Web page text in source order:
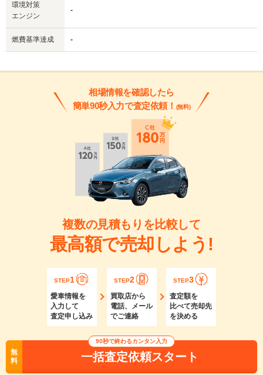
環境対策
エンジン
-
燃費基準達成 -
相場情報を確認したら
簡単90秒入力で査定依頼！ (無料)
複数の見積もりを比較して
最高額で売却しよう!
STEP1
愛車情報を
入力して
査定申し込み
STEP2
買取店から
電話、メール
でご連絡
STEP3
査定額を
比べて売却先
を決める
無
料
90秒で終わるカンタン入力
一括査定依頼スタート